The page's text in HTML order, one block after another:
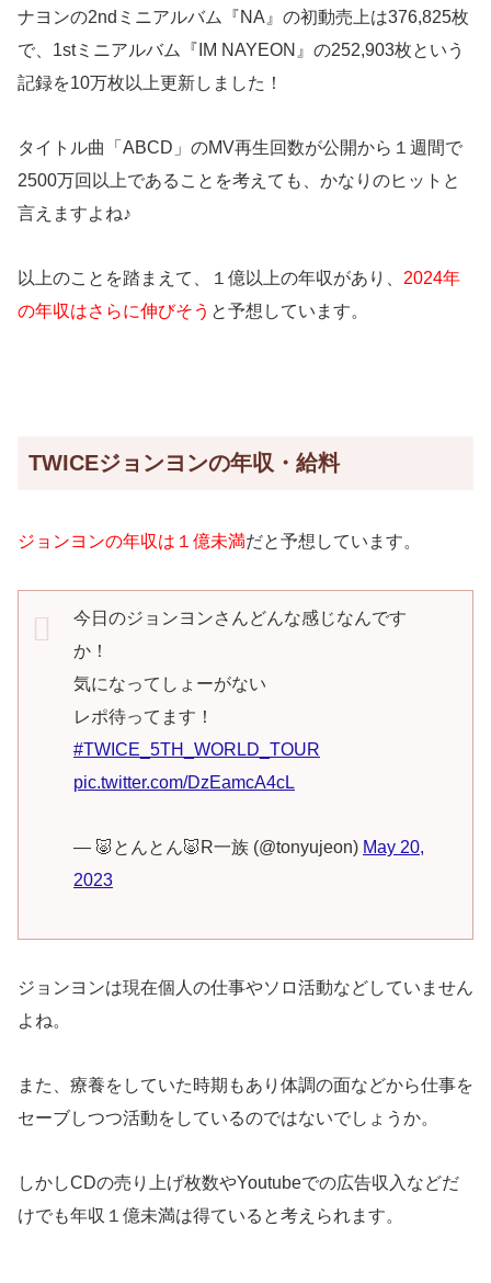
ナヨンの2ndミニアルバム『NA』の初動売上は376,825枚
で、1stミニアルバム『IM NAYEON』の252,903枚という
記録を10万枚以上更新しました！
タイトル曲「ABCD」のMV再生回数が公開から１週間で
2500万回以上であることを考えても、かなりのヒットと
言えますよね♪
以上のことを踏まえて、１億以上の年収があり、 2024年
の年収はさらに伸びそう と予想しています。
TWICEジョンヨンの年収・給料
ジョンヨンの年収は１億未満だと予想しています。
今日のジョンヨンさんどんな感じなんです
か！
気になってしょーがない
レポ待ってます！
#TWICE_5TH_WORLD_TOUR
pic.twitter.com/DzEamcA4cL
— 🐷とんとん🐷R一族 (@tonyujeon) May 20,
2023
ジョンヨンは現在個人の仕事やソロ活動などしていません
よね。
また、療養をしていた時期もあり体調の面などから仕事を
セーブしつつ活動をしているのではないでしょうか。
しかしCDの売り上げ枚数やYoutubeでの広告収入などだ
けでも年収１億未満は得ていると考えられます。